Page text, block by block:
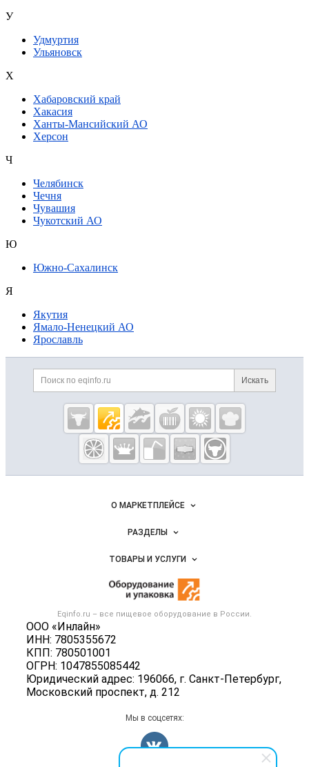
У
Удмуртия
Ульяновск
Х
Хабаровский край
Хакасия
Ханты-Мансийский АО
Херсон
Ч
Челябинск
Чечня
Чувашия
Чукотский АО
Ю
Южно-Сахалинск
Я
Якутия
Ямало-Ненецкий АО
Ярославль
Дополнительная информация
Поиск по сайту и
Искать
Cсылки на полезные проекты
Eqinfo.ru —
пищевое
оборудование
и упаковка
Важные разделы и контакты
Eqinfo.ru – все пищевое оборудование в России.
ООО «Инлайн»
ИНН: 7805355672
КПП: 780501001
ОГРН: 1047855085442
Юридический адрес: 196066, г. Санкт-Петербург,
Московский проспект, д. 212
Навигация по сайтуО МАРКЕТПЛЕЙСЕ
Новости Eqinfo.ru
Размещение рекламы
Публичная оферта
Контактная информация
Политика обработки персональных данных
РАЗДЕЛЫ
Объявления
Вакансии
Блог
ТОВАРЫ И УСЛУГИ
Оборудование для пищепрома
Тара и упаковка
Б/у оборудование
Информация о компаниях
Добавить объявление
Карта объявлений
Мы в соцсетях: